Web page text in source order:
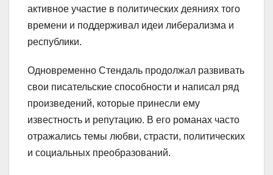
активное участие в политических деяниях того
времени и поддерживал идеи либерализма и
республики.
Одновременно Стендаль продолжал развивать
свои писательские способности и написал ряд
произведений, которые принесли ему
известность и репутацию. В его романах часто
отражались темы любви, страсти, политических
и социальных преобразований.